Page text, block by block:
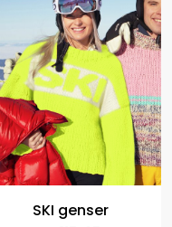
SKI genser